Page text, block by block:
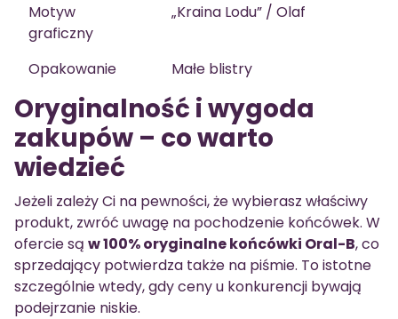
Motyw
graficzny
„Kraina Lodu” / Olaf
Opakowanie Małe blistry
Oryginalność i wygoda
zakupów – co warto
wiedzieć
Jeżeli zależy Ci na pewności, że wybierasz właściwy
produkt, zwróć uwagę na pochodzenie końcówek. W
ofercie są w 100% oryginalne końcówki Oral-B, co
sprzedający potwierdza także na piśmie. To istotne
szczególnie wtedy, gdy ceny u konkurencji bywają
podejrzanie niskie.